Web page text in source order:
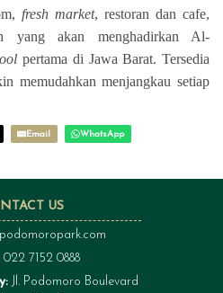
fresh market, restoran dan cafe,
yang akan menghadirkan Al-
pertama di Jawa Barat. Tersedia
memudahkan menjangkau setiap
Email WhatsApp
US
022 7152 0888
Jl. Podomoro Boulevard